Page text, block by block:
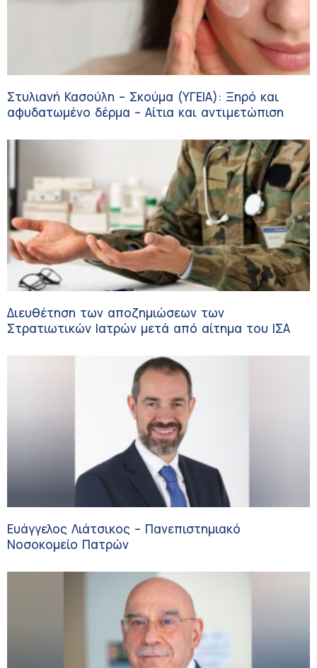
Στυλιανή Κασούλη – Σκούμα (ΥΓΕΙΑ): Ξηρό και
αφυδατωμένο δέρμα – Αίτια και αντιμετώπιση
Διευθέτηση των αποζημιώσεων των
Στρατιωτικών Ιατρών μετά από αίτημα του ΙΣΑ
Ευάγγελος Λιάτσικος – Πανεπιστημιακό
Νοσοκομείο Πατρών